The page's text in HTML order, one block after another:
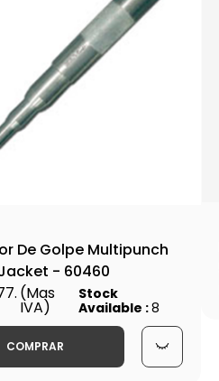
De Golpe Multipunch
- 60460
(Mas
IVA)
Stock
Available :8
COMPRAR